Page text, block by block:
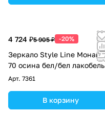
4 724 ₽5 905 ₽ -20%
Зеркало Style Line Монако
70 осина бел/бел лакобель
Арт. 7361
В корзину